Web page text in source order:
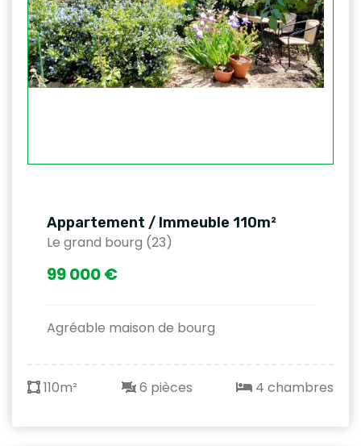
Appartement / Immeuble 110m²
Le grand bourg (23)
99 000 €
Agréable maison de bourg
110m² 6 pièces 4 chambres